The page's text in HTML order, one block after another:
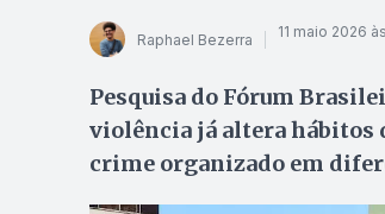
Raphael Bezerra 11 maio 2026
Pesquisa do Fórum
violência já altera hábitos
crime organizado em